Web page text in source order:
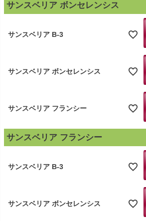
サンスベリア ボンセレンシス
サンスベリア B-3
サンスベリア ボンセレンシス
サンスベリア フランシー
サンスベリア フランシー
サンスベリア B-3
サンスベリア ボンセレンシス